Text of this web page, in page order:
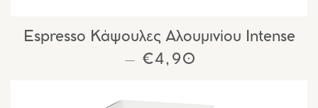
Espresso Κάψουλες Αλουμινίου Intense
— ΚΑΝΟΝΙΚΉ ΤΙΜΉ
€4,90